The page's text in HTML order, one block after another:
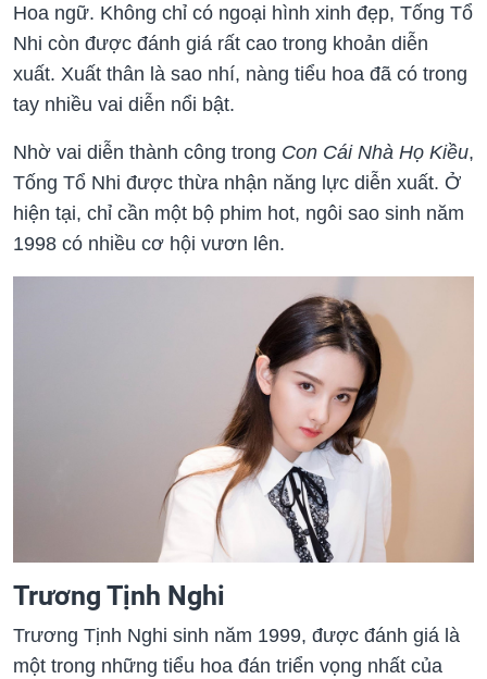
Hoa ngữ. Không chỉ có ngoại hình xinh đẹp, Tống Tổ
Nhi còn được đánh giá rất cao trong khoản diễn
xuất. Xuất thân là sao nhí, nàng tiểu hoa đã có trong
tay nhiều vai diễn nổi bật.
Nhờ vai diễn thành công trong Con Cái Nhà Họ Kiều,
Tống Tổ Nhi được thừa nhận năng lực diễn xuất. Ở
hiện tại, chỉ cần một bộ phim hot, ngôi sao sinh năm
1998 có nhiều cơ hội vươn lên.
Trương Tịnh Nghi
Trương Tịnh Nghi sinh năm 1999, được đánh giá là
một trong những tiểu hoa đán triển vọng nhất của